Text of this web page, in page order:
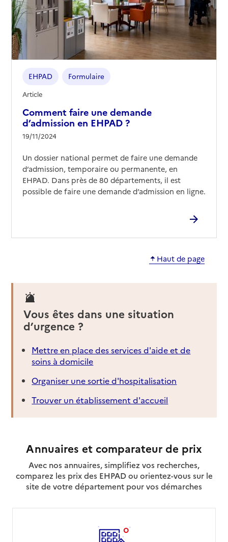
Comment faire une demande
d’admission en EHPAD ?
19/11/2024
EHPAD Formulaire
Article
Un dossier national permet de faire une demande
d’admission, temporaire ou permanente, en
EHPAD. Dans près de 80 départements, il est
possible de faire une demande d’admission en ligne.
Haut de page
Vous êtes dans une situation
d’urgence ?
Mettre en place des services d'aide et de
soins à domicile
Organiser une sortie d'hospitalisation
Trouver un établissement d'accueil
Annuaires et comparateur de prix
Avec nos annuaires, simplifiez vos recherches,
comparez les prix des EHPAD ou orientez-vous sur le
site de votre département pour vos démarches